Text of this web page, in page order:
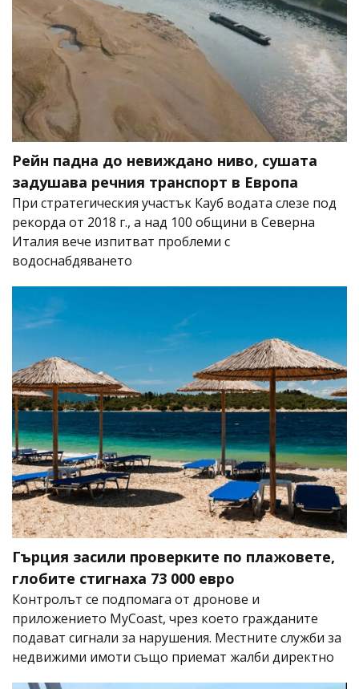
Рейн падна до невиждано ниво, сушата
задушава речния транспорт в Европа
При стратегическия участък Кауб водата слезе под
рекорда от 2018 г., а над 100 общини в Северна
Италия вече изпитват проблеми с
водоснабдяването
Гърция засили проверките по плажовете,
глобите стигнаха 73 000 евро
Контролът се подпомага от дронове и
приложението MyCoast, чрез което гражданите
подават сигнали за нарушения. Местните служби за
недвижими имоти също приемат жалби директно